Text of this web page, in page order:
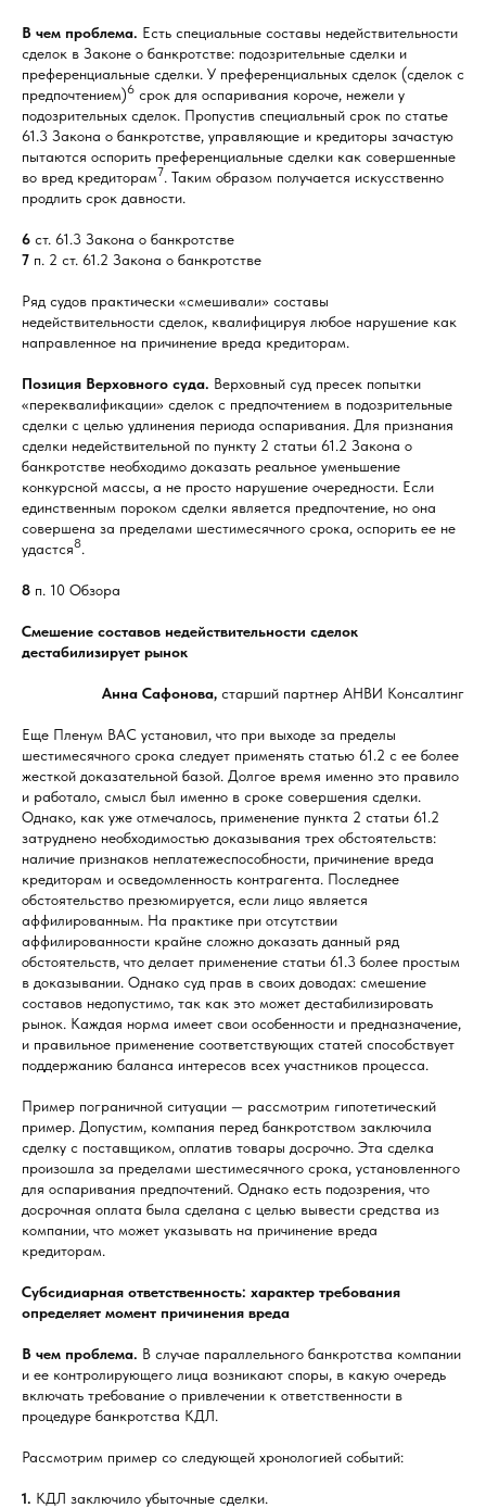
В чем проблема. Есть специальные составы недействительности
сделок в Законе о банкротстве: подозрительные сделки и
преференциальные сделки. У преференциальных сделок (сделок с
предпочтением)6 срок для оспаривания короче, нежели у
подозрительных сделок. Пропустив специальный срок по статье
61.3 Закона о банкротстве, управляющие и кредиторы зачастую
пытаются оспорить преференциальные сделки как совершенные
во вред кредиторам7. Таким образом получается искусственно
продлить срок давности.
6 ст. 61.3 Закона о банкротстве
7 п. 2 ст. 61.2 Закона о банкротстве
Ряд судов практически «смешивали» составы
недействительности сделок, квалифицируя любое нарушение как
направленное на причинение вреда кредиторам.
Позиция Верховного суда. Верховный суд пресек попытки
«переквалификации» сделок с предпочтением в подозрительные
сделки с целью удлинения периода оспаривания. Для признания
сделки недействительной по пункту 2 статьи 61.2 Закона о
банкротстве необходимо доказать реальное уменьшение
конкурсной массы, а не просто нарушение очередности. Если
единственным пороком сделки является предпочтение, но она
совершена за пределами шестимесячного срока, оспорить ее не
удастся8.
8 п. 10 Обзора
Смешение составов недействительности сделок
дестабилизирует рынок
Анна Сафонова, старший партнер АНВИ Консалтинг
Еще Пленум ВАС установил, что при выходе за пределы
шестимесячного срока следует применять статью 61.2 с ее более
жесткой доказательной базой. Долгое время именно это правило
и работало, смысл был именно в сроке совершения сделки.
Однако, как уже отмечалось, применение пункта 2 статьи 61.2
затруднено необходимостью доказывания трех обстоятельств:
наличие признаков неплатежеспособности, причинение вреда
кредиторам и осведомленность контрагента. Последнее
обстоятельство презюмируется, если лицо является
аффилированным. На практике при отсутствии
аффилированности крайне сложно доказать данный ряд
обстоятельств, что делает применение статьи 61.3 более простым
в доказывании. Однако суд прав в своих доводах: смешение
составов недопустимо, так как это может дестабилизировать
рынок. Каждая норма имеет свои особенности и предназначение,
и правильное применение соответствующих статей способствует
поддержанию баланса интересов всех участников процесса.
Пример пограничной ситуации — рассмотрим гипотетический
пример. Допустим, компания перед банкротством заключила
сделку с поставщиком, оплатив товары досрочно. Эта сделка
произошла за пределами шестимесячного срока, установленного
для оспаривания предпочтений. Однако есть подозрения, что
досрочная оплата была сделана с целью вывести средства из
компании, что может указывать на причинение вреда
кредиторам.
Субсидиарная ответственность: характер требования
определяет момент причинения вреда
В чем проблема. В случае параллельного банкротства компании
и ее контролирующего лица возникают споры, в какую очередь
включать требование о привлечении к ответственности в
процедуре банкротства КДЛ.
Рассмотрим пример со следующей хронологией событий:
1. КДЛ заключило убыточные сделки.